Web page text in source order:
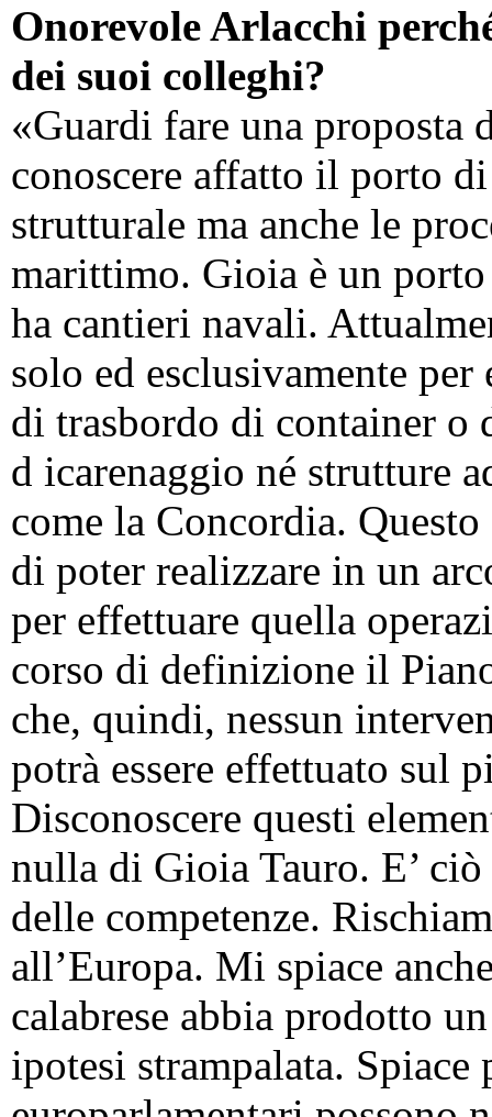
Onorevole Arlacchi
dei suoi colleghi?
«Guardi fare una proposta
conoscere affatto il porto
strutturale ma anche le
marittimo. Gioia è un
ha cantieri navali.
solo ed esclusivamente
di trasbordo di container o
d icarenaggio né strutture
come la Concordia.
di poter realizzare in un
per effettuare quella
corso di definizione il
che, quindi, nessun
potrà essere effettuato sul
Disconoscere questi
nulla di Gioia Tauro. E’
delle competenze.
all’Europa. Mi spiace
calabrese abbia prodotto
ipotesi strampalata. Spiace